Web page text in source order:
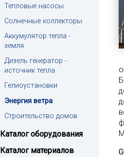
Тепловые насосы
Солнечные коллекторы
Аккумулятор тепла -
земля
Дизель генератор -
источник тепла
Гелиоустановки
Энергия ветра
Строительство домов
Каталог оборудования
Каталог материалов